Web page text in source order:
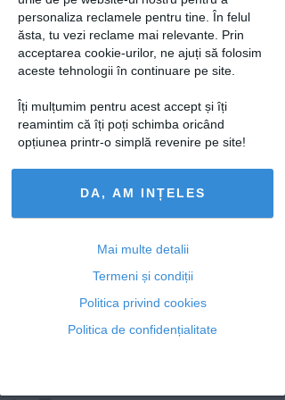
personaliza reclamele pentru tine. În felul
ăsta, tu vezi reclame mai relevante. Prin
acceptarea cookie-urilor, ne ajuți să folosim
aceste tehnologii în continuare pe site.
Îți mulțumim pentru acest accept și îți
reamintim că îți poți schimba oricând
opțiunea printr-o simplă revenire pe site!
DA, AM INȚELES
Mai multe detalii
Termeni și condiții
Politica privind cookies
Politica de confidențialitate
Articole similare
manifestă și cum se
alcoolul asupra pielii
CALATORII